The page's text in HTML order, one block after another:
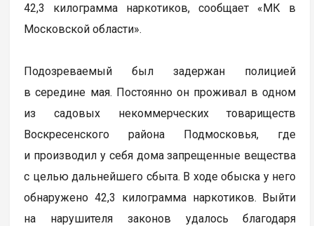
42,3 килограмма наркотиков, сообщает «МК в
Московской области».
Подозреваемый был задержан полицией
в середине мая. Постоянно он проживал в одном
из садовых некоммерческих товариществ
Воскресенского района Подмосковья, где
и производил у себя дома запрещенные вещества
с целью дальнейшего сбыта. В ходе обыска у него
обнаружено 42,3 килограмма наркотиков. Выйти
на нарушителя законов удалось благодаря